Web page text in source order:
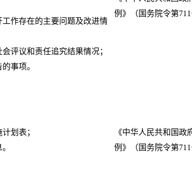
工作存在的主要问题及改进情
会评议和责任追究结果情况；
事项。
例》（国务院令第711
划表；
《中华人民共和国政
例》（国务院令第711